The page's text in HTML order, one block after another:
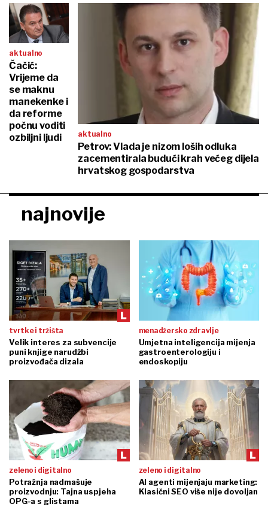
aktualno
Čačić:
Vrijeme da
se maknu
manekenke i
da reforme
počnu voditi
ozbiljni ljudi
aktualno
Petrov: Vlada je nizom loših odluka
zacementirala budući krah većeg dijela
hrvatskog gospodarstva
najnovije
tvrtke i tržišta
Velik interes za subvencije
puni knjige narudžbi
proizvođača dizala
menadžersko zdravlje
Umjetna inteligencija mijenja
gastroenterologiju i
endoskopiju
zeleno i digitalno
Potražnja nadmašuje
proizvodnju: Tajna uspjeha
OPG-a s glistama
zeleno i digitalno
AI agenti mijenjaju marketing:
Klasični SEO više nije dovoljan